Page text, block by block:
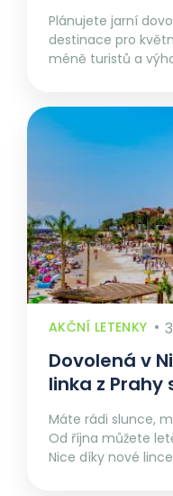
Plánujete jarní
destinace pro
méně turistů a
AKČNÍ LETENKY
Dovolená v
linka z Prahy
Máte rádi slunce,
Od října můžete
Nice díky nové